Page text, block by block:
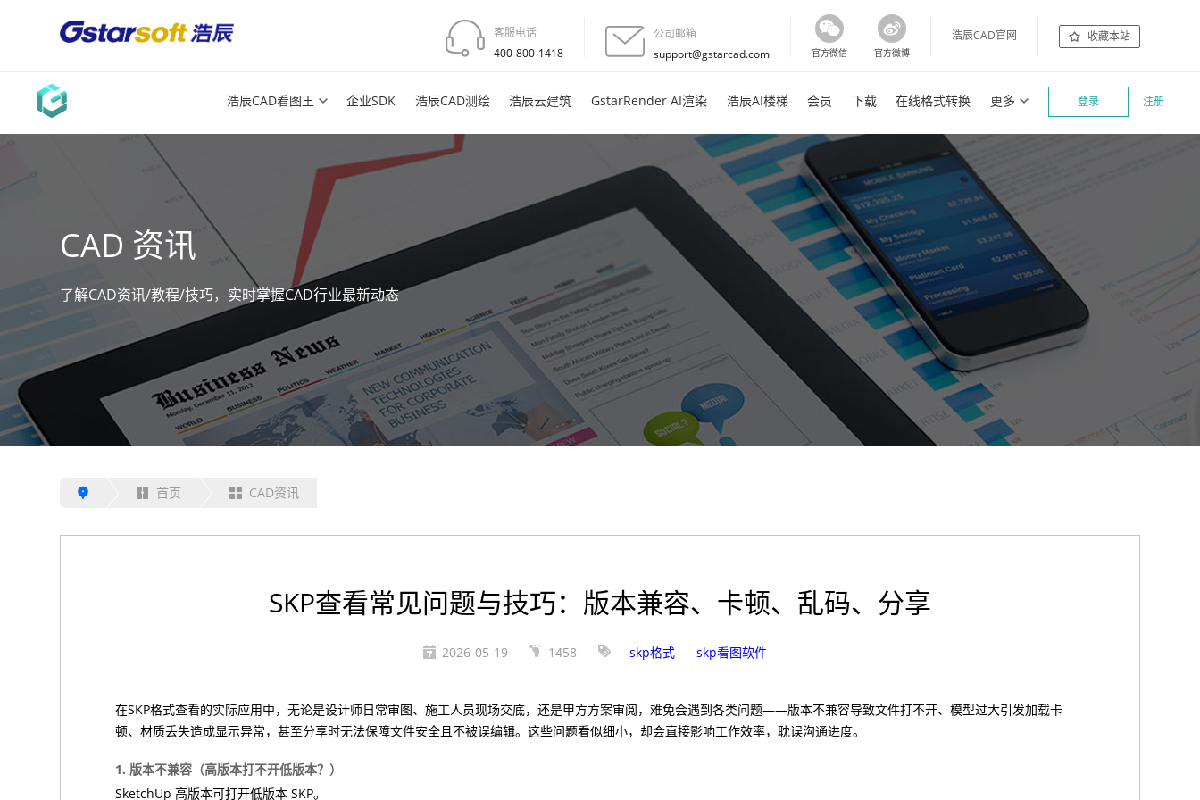
客服电话
400-800-1418
公司邮箱
support@gstarcad.com
官方微信 官方微博
浩辰CAD官网 收藏本站
浩辰CAD看图王 企业SDK 浩辰CAD测绘 浩辰云建筑 GstarRender AI渲染 浩辰AI楼梯 会员 下载 在线格式转换 更多 登录 注册
CAD 资讯
了解CAD资讯/教程/技巧，实时掌握CAD行业最新动态
首页 CAD资讯
SKP查看常见问题与技巧：版本兼容、卡顿、乱码、分享
2026-05-19 1458 skp格式 skp看图软件
在SKP格式查看的实际应用中，无论是设计师日常审图、施工人员现场交底，还是甲方方案审阅，难免会遇到各类问题——版本不兼容导致文件打不开、模型过大引发加载卡
顿、材质丢失造成显示异常，甚至分享时无法保障文件安全且不被误编辑。这些问题看似细小，却会直接影响工作效率，耽误沟通进度。
1. 版本不兼容（高版本打不开低版本？）
SketchUp 高版本可打开低版本 SKP。